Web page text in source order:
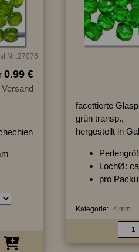
0.99 €
Versand
facettierte
grün transp.,
hergestellt in
LochØ:
pro
Kategorie: 4 mm